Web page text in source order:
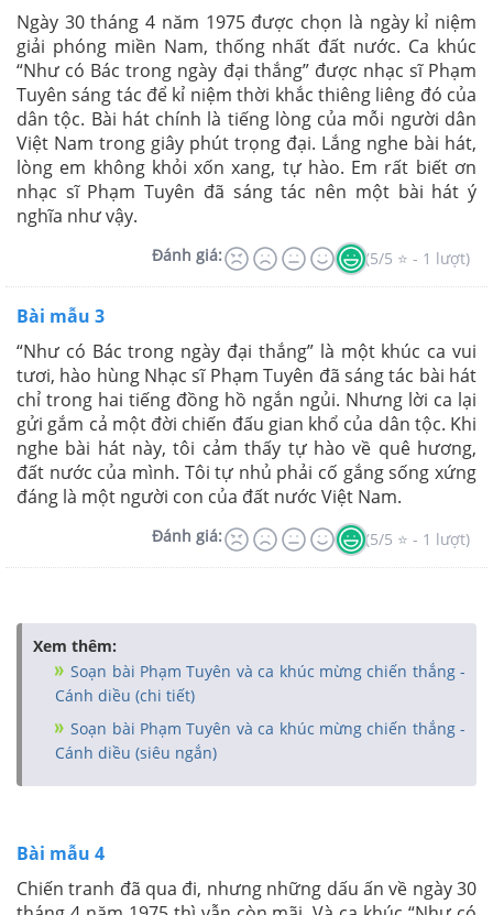
Ngày 30 tháng 4 năm 1975 được chọn là ngày kỉ niệm
giải phóng miền Nam, thống nhất đất nước. Ca khúc
“Như có Bác trong ngày đại thắng” được nhạc sĩ Phạm
Tuyên sáng tác để kỉ niệm thời khắc thiêng liêng đó của
dân tộc. Bài hát chính là tiếng lòng của mỗi người dân
Việt Nam trong giây phút trọng đại. Lắng nghe bài hát,
lòng em không khỏi xốn xang, tự hào. Em rất biết ơn
nhạc sĩ Phạm Tuyên đã sáng tác nên một bài hát ý
nghĩa như vậy.
Đánh giá: (5/5 ⭐ - 1 lượt)
Bài mẫu 3
“Như có Bác trong ngày đại thắng” là một khúc ca vui
tươi, hào hùng Nhạc sĩ Phạm Tuyên đã sáng tác bài hát
chỉ trong hai tiếng đồng hồ ngắn ngủi. Nhưng lời ca lại
gửi gắm cả một đời chiến đấu gian khổ của dân tộc. Khi
nghe bài hát này, tôi cảm thấy tự hào về quê hương,
đất nước của mình. Tôi tự nhủ phải cố gắng sống xứng
đáng là một người con của đất nước Việt Nam.
Đánh giá: (5/5 ⭐ - 1 lượt)
Xem thêm:
Soạn bài Phạm Tuyên và ca khúc mừng chiến thắng -
Cánh diều (chi tiết)
Soạn bài Phạm Tuyên và ca khúc mừng chiến thắng -
Cánh diều (siêu ngắn)
Bài mẫu 4
Chiến tranh đã qua đi, nhưng những dấu ấn về ngày 30